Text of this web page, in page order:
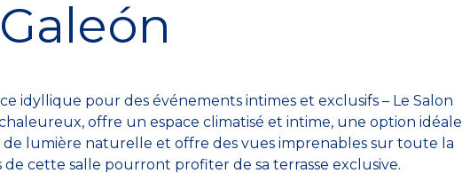
Galeón
idyllique pour des événements intimes et exclusifs – Le Salon
offre un espace climatisé et intime, une option idéale
lumière naturelle et offre des vues imprenables sur toute la
de cette salle pourront profiter de sa terrasse exclusive.